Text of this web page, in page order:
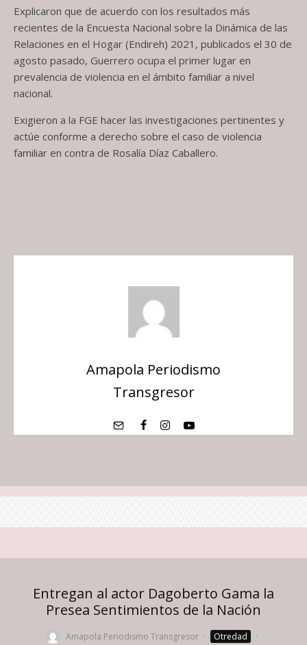
Explicaron que de acuerdo con los resultados más
recientes de la Encuesta Nacional sobre la Dinámica de las
Relaciones en el Hogar (Endireh) 2021, publicados el 30 de
agosto pasado, Guerrero ocupa el primer lugar en
prevalencia de violencia en el ámbito familiar a nivel
nacional.
Exigieron a la FGE hacer las investigaciones pertinentes y
actúe conforme a derecho sobre el caso de violencia
familiar en contra de Rosalía Díaz Caballero.
Amapola Periodismo
Transgresor
Entregan al actor Dagoberto Gama la
Presea Sentimientos de la Nación
Amapola Periodismo Transgresor · Otredad ·